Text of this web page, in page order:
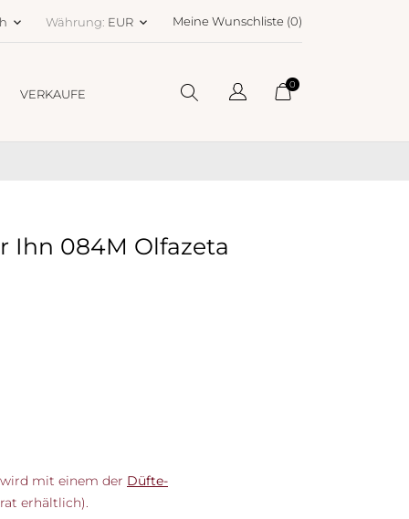
keyboard_arrow_down Währung: EUR keyboard_arrow_down Meine Wunschliste (0)
VERKAUFE
0
Ihn 084M Olfazeta
mit einem der Düfte-
erhältlich).